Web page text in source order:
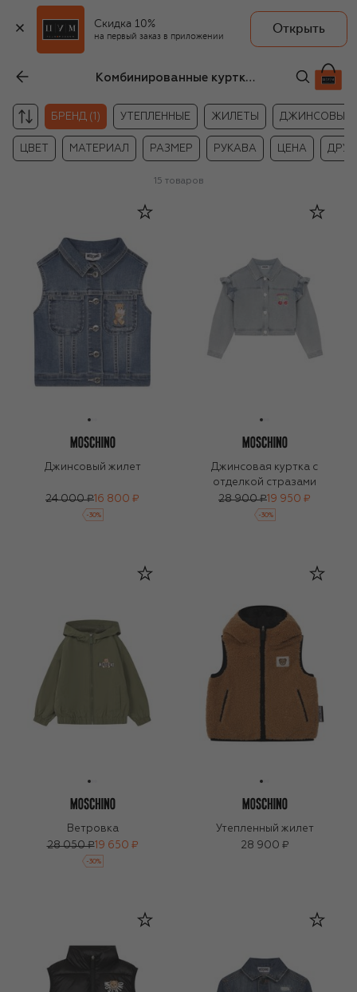
Скидка 10%
на первый заказ в приложении
Открыть
Комбинированные куртки для девочек Moschino
БРЕНД (1) УТЕПЛЕННЫЕ ЖИЛЕТЫ ДЖИНСОВЫЕ
ЦВЕТ МАТЕРИАЛ РАЗМЕР РУКАВА ЦЕНА
15 товаров
Джинсовый жилет
24 000 ₽ 16 800 ₽
-30%
Джинсовая куртка с
отделкой стразами
28 900 ₽ 19 950 ₽
-30%
Ветровка
28 050 ₽19 650 ₽
-30%
Утепленный жилет
28 900 ₽